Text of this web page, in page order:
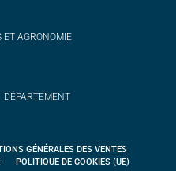
ET AGRONOMIE
DÉPARTEMENT
GÉNÉRALES DES VENTES
POLITIQUE DE COOKIES (UE)